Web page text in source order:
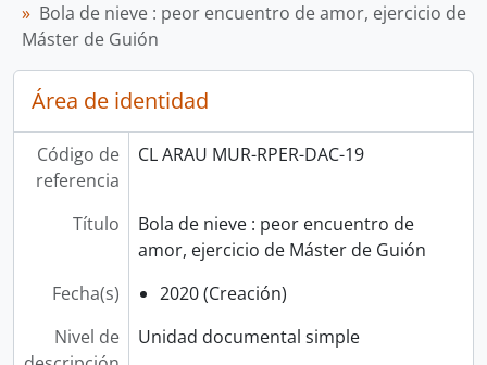
Bola de nieve : peor encuentro de amor, ejercicio de
Máster de Guión
Área de identidad
Código de
referencia
CL ARAU MUR-RPER-DAC-19
Título
Bola de nieve : peor encuentro de
amor, ejercicio de Máster de Guión
Fecha(s)
2020 (Creación)
Nivel de
Unidad documental simple